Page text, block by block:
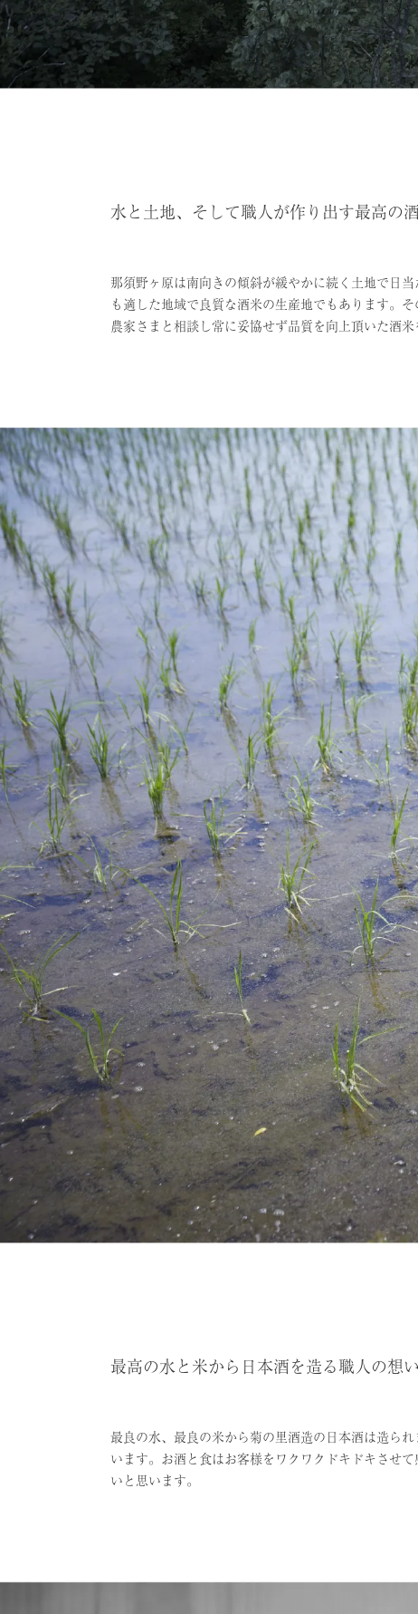
水と土地、そして職人が作り出す最高の
那須野ヶ原は南向きの傾斜が緩やかに続く土地で日
も適した地域で良質な酒米の生産地でもあります。
農家さまと相談し常に妥協せず品質を向上頂いた酒
最高の水と米から日本酒を造る職人の想い
最良の水、最良の米から菊の里酒造の日本酒は造ら
います。お酒と食はお客様をワクワクドキドキさせ
いと思います。